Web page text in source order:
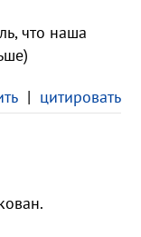
что наша
| цитировать